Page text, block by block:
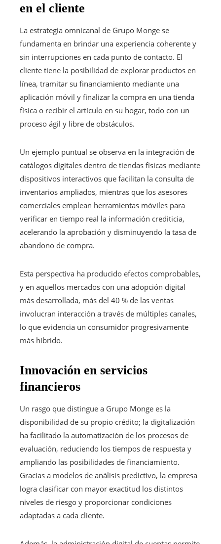
en el cliente
La estrategia omnicanal de Grupo Monge se
fundamenta en brindar una experiencia coherente y
sin interrupciones en cada punto de contacto. El
cliente tiene la posibilidad de explorar productos en
línea, tramitar su financiamiento mediante una
aplicación móvil y finalizar la compra en una tienda
física o recibir el artículo en su hogar, todo con un
proceso ágil y libre de obstáculos.
Un ejemplo puntual se observa en la integración de
catálogos digitales dentro de tiendas físicas mediante
dispositivos interactivos que facilitan la consulta de
inventarios ampliados, mientras que los asesores
comerciales emplean herramientas móviles para
verificar en tiempo real la información crediticia,
acelerando la aprobación y disminuyendo la tasa de
abandono de compra.
Esta perspectiva ha producido efectos comprobables,
y en aquellos mercados con una adopción digital
más desarrollada, más del 40 % de las ventas
involucran interacción a través de múltiples canales,
lo que evidencia un consumidor progresivamente
más híbrido.
Innovación en servicios
financieros
Un rasgo que distingue a Grupo Monge es la
disponibilidad de su propio crédito; la digitalización
ha facilitado la automatización de los procesos de
evaluación, reduciendo los tiempos de respuesta y
ampliando las posibilidades de financiamiento.
Gracias a modelos de análisis predictivo, la empresa
logra clasificar con mayor exactitud los distintos
niveles de riesgo y proporcionar condiciones
adaptadas a cada cliente.